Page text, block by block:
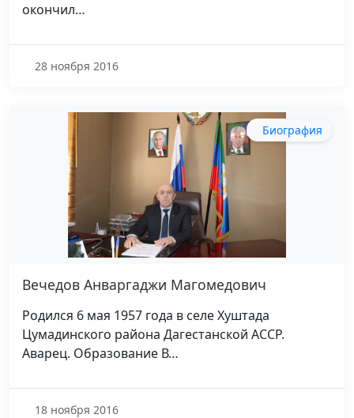
окончил…
28 ноября 2016
Биография
Вечедов Анваргаджи Магомедович
Родился 6 мая 1957 года в селе Хуштада
Цумадинского района Дагестанской АССР.
Аварец. Образование В…
18 ноября 2016